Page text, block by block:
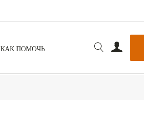
КАК ПОМОЧЬ